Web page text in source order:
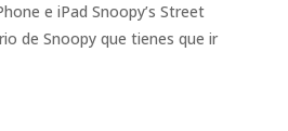
e iPad Snoopy’s Street
de Snoopy que tienes que ir